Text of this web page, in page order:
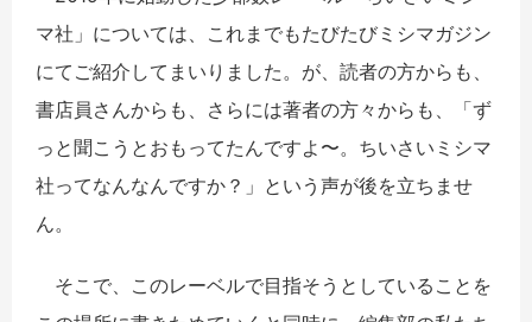
マ社」については、これまでもたびたびミシマガジン
にてご紹介してまいりました。が、読者の方からも、
書店員さんからも、さらには著者の方々からも、「ず
っと聞こうとおもってたんですよ〜。ちいさいミシマ
社ってなんなんですか？」という声が後を立ちませ
ん。
そこで、このレーベルで目指そうとしていることを